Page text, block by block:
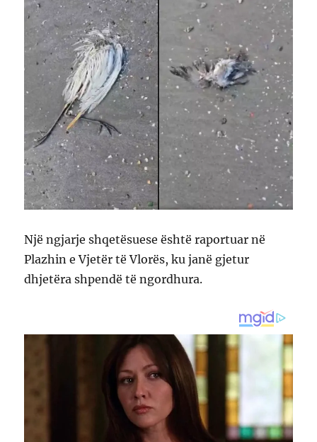
Një ngjarje shqetësuese është raportuar në
Plazhin e Vjetër të Vlorës, ku janë gjetur
dhjetëra shpendë të ngordhura.